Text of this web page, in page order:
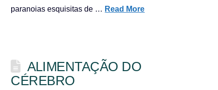
paranoias esquisitas de … Read More
ALIMENTAÇÃO DO
CÉREBRO